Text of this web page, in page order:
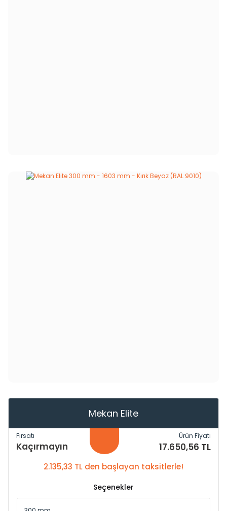
Mekan Elite
Fırsatı
Kaçırmayın
Ürün Fiyatı
17.650,56 TL
2.135,33 TL den başlayan taksitlerle!
Seçenekler